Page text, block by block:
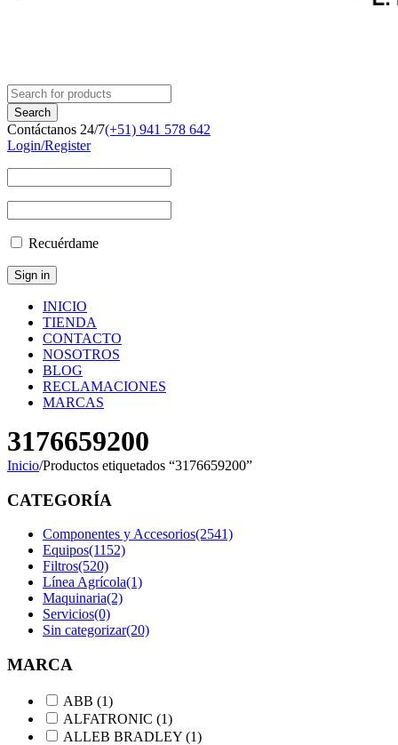
Contáctanos 24/7(+51) 941 578 642
Login/Register
Recuérdame
INICIO
TIENDA
CONTACTO
NOSOTROS
BLOG
RECLAMACIONES
MARCAS
3176659200
Inicio/Productos etiquetados “3176659200”
CATEGORÍA
Componentes y Accesorios(2541)
Equipos(1152)
Filtros(520)
Línea Agrícola(1)
Maquinaria(2)
Servicios(0)
Sin categorizar(20)
MARCA
ABB (1)
ALFATRONIC (1)
ALLEB BRADLEY (1)